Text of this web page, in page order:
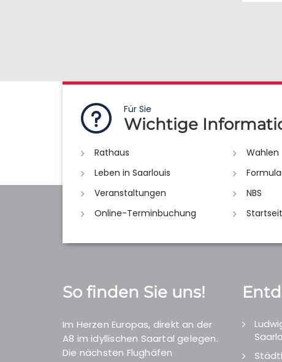
Für Sie
Wichtige
Rathaus
Wahlen
Leben in Saarlouis
Veranstaltungen
NBS
Online-Terminbuchung
So finden Sie uns!
Im Herzen Europas, direkt an der
A8 im idyllischen Saartal gelegen.
Die nächsten Flughäfen